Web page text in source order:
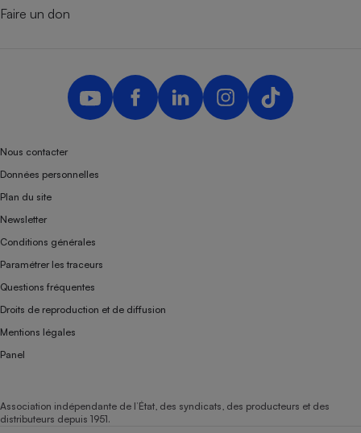
Faire un don
Nous contacter
Données personnelles
Plan du site
Newsletter
Conditions générales
Paramétrer les traceurs
Questions fréquentes
Droits de reproduction et de diffusion
Mentions légales
Panel
Association indépendante de l’État, des syndicats, des producteurs et des
distributeurs depuis 1951.